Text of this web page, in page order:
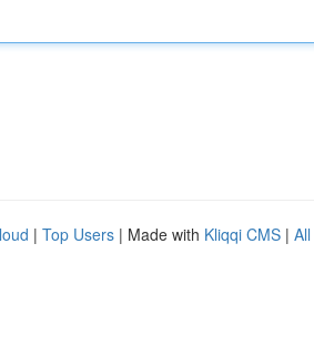
| Top Users | Made with Kliqqi CMS |